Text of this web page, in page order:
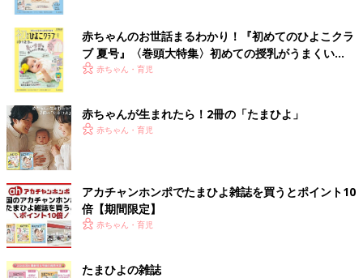
赤ちゃんのお世話まるわかり！『初めてのひよこクラ
ブ 夏号』〈巻頭大特集〉初めての授乳がうまくい
く！ おっぱい・ミルクの基本と夏のトラブル 解決テ
赤ちゃん・育児
赤ちゃんが生まれたら！2冊の「たまひよ」
赤ちゃん・育児
アカチャンホンポでたまひよ雑誌を買うとポイント10
倍【期間限定】
赤ちゃん・育児
たまひよの雑誌